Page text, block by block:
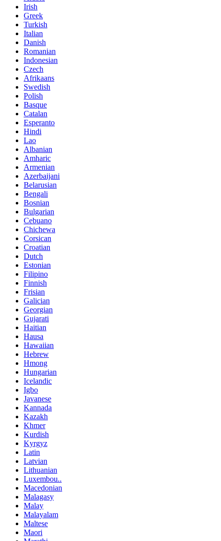
Irish
Greek
Turkish
Italian
Danish
Romanian
Indonesian
Czech
Afrikaans
Swedish
Polish
Basque
Catalan
Esperanto
Hindi
Lao
Albanian
Amharic
Armenian
Azerbaijani
Belarusian
Bengali
Bosnian
Bulgarian
Cebuano
Chichewa
Corsican
Croatian
Dutch
Estonian
Filipino
Finnish
Frisian
Galician
Georgian
Gujarati
Haitian
Hausa
Hawaiian
Hebrew
Hmong
Hungarian
Icelandic
Igbo
Javanese
Kannada
Kazakh
Khmer
Kurdish
Kyrgyz
Latin
Latvian
Lithuanian
Luxembou..
Macedonian
Malagasy
Malay
Malayalam
Maltese
Maori